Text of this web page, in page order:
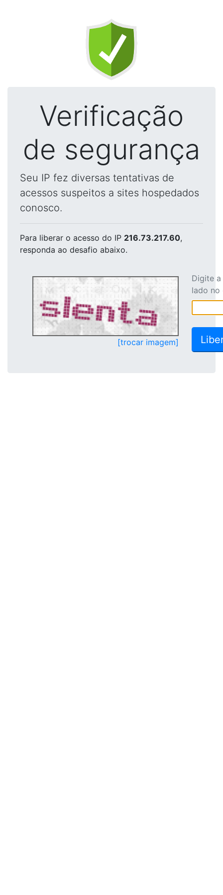
Verificação
de segurança
Seu IP fez diversas tentativas de
acessos suspeitos a sites hospedados
conosco.
Para liberar o acesso do IP 216.73.217.60,
responda ao desafio abaixo.
[trocar imagem]
Digite
lado no